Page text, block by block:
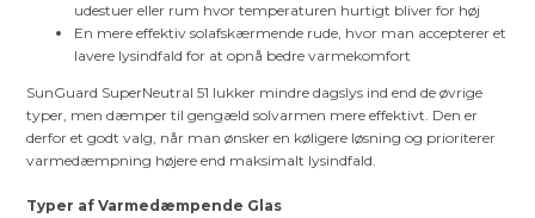
udestuer eller rum hvor temperaturen hurtigt bliver for høj
En mere effektiv solafskærmende rude, hvor man accepterer et
lavere lysindfald for at opnå bedre varmekomfort
SunGuard SuperNeutral 51 lukker mindre dagslys ind end de øvrige
typer, men dæmper til gengæld solvarmen mere effektivt. Den er
derfor et godt valg, når man ønsker en køligere løsning og prioriterer
varmedæmpning højere end maksimalt lysindfald.
Typer af Varmedæmpende Glas